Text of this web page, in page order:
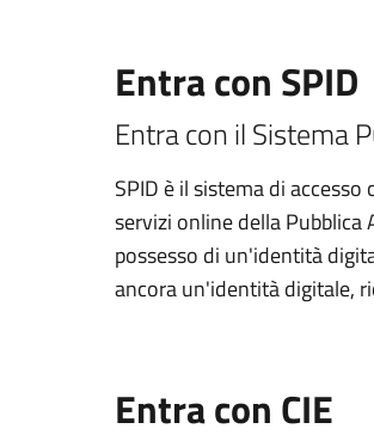
Entra con SPID
Entra con il Sistema
SPID è il sistema di
servizi online della Pubblica
possesso di un'identità
ancora un'identità digitale,
Entra con CIE